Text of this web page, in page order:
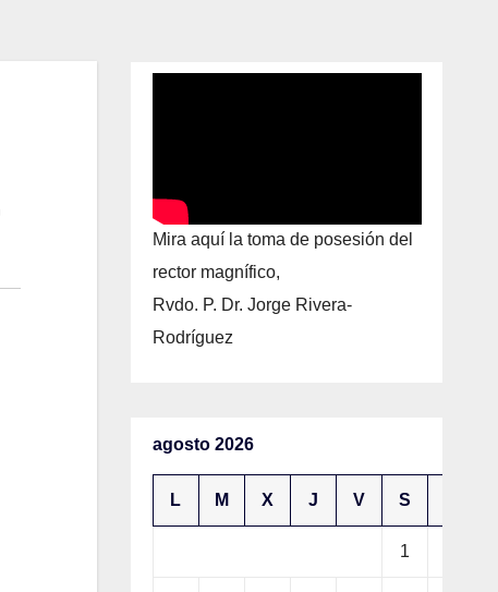
Mira aquí la toma de posesión del
rector magnífico,
Rvdo. P. Dr. Jorge Rivera-
Rodríguez
agosto 2026
L M X J V S
1